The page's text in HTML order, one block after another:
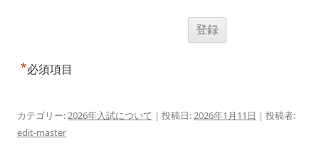
*必須項目
カテゴリー:2026年入試について | 投稿日:2026年1月11日 | 投稿者:
edit-master